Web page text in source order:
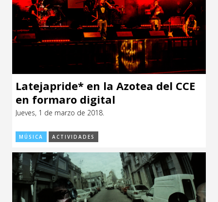
Latejapride* en la Azotea del CCE
en formaro digital
Jueves, 1 de marzo de 2018.
MÚSICA ACTIVIDADES